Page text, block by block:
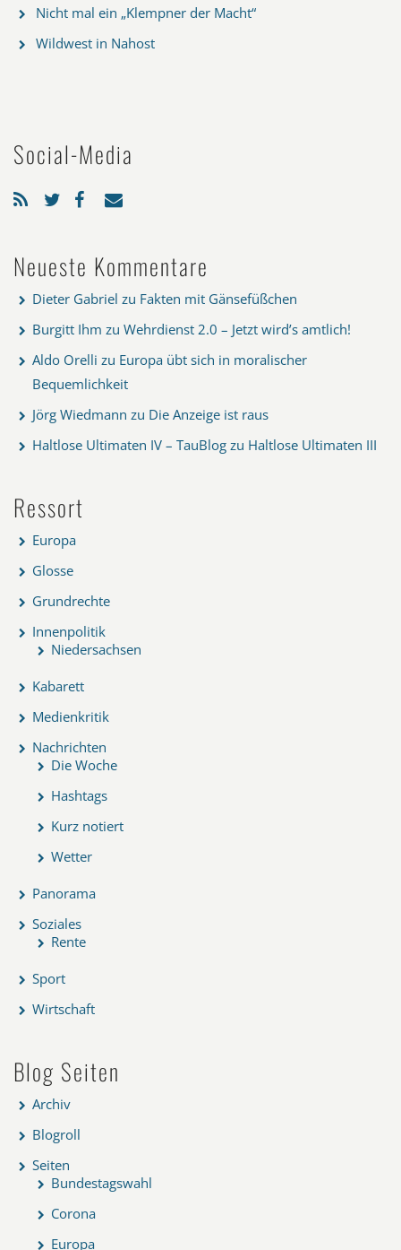
Nicht mal ein „Klempner der Macht“
Wildwest in Nahost
Social-Media
Neueste Kommentare
Dieter Gabriel zu Fakten mit Gänsefüßchen
Burgitt Ihm zu Wehrdienst 2.0 – Jetzt wird’s amtlich!
Aldo Orelli zu Europa übt sich in moralischer
Bequemlichkeit
Jörg Wiedmann zu Die Anzeige ist raus
Haltlose Ultimaten IV – TauBlog zu Haltlose Ultimaten III
Ressort
Europa
Glosse
Grundrechte
Innenpolitik
Niedersachsen
Kabarett
Medienkritik
Nachrichten
Die Woche
Hashtags
Kurz notiert
Wetter
Panorama
Soziales
Rente
Sport
Wirtschaft
Blog Seiten
Archiv
Blogroll
Seiten
Bundestagswahl
Corona
Europa